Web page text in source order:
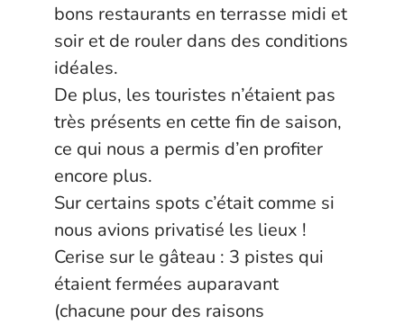
bons restaurants en terrasse midi et
soir et de rouler dans des conditions
idéales.
De plus, les touristes n’étaient pas
très présents en cette fin de saison,
ce qui nous a permis d’en profiter
encore plus.
Sur certains spots c’était comme si
nous avions privatisé les lieux !
Cerise sur le gâteau : 3 pistes qui
étaient fermées auparavant
(chacune pour des raisons